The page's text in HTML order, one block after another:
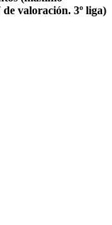
valoración. 3º liga)